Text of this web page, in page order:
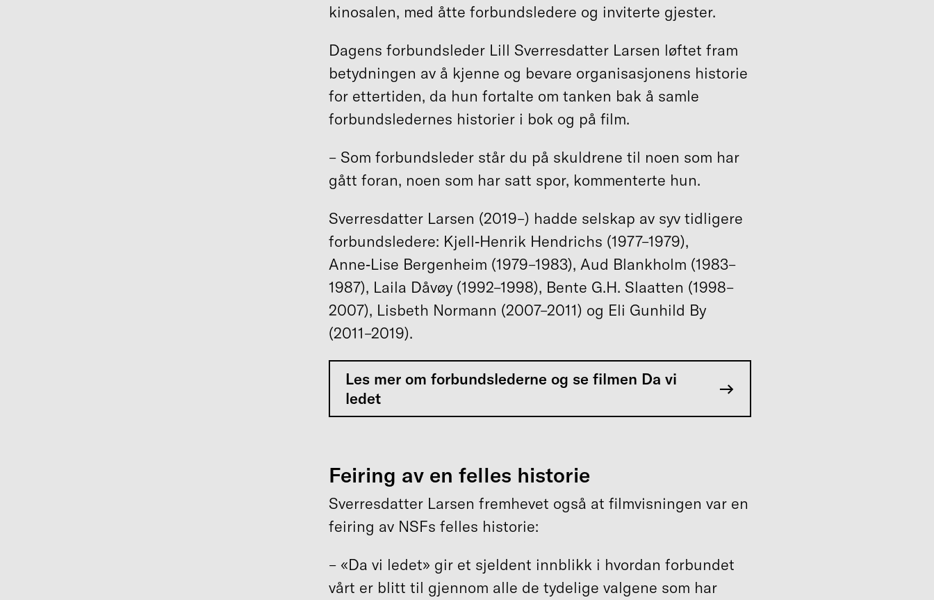
kinosalen, med åtte forbundsledere og inviterte gjester.
Dagens forbundsleder Lill Sverresdatter Larsen løftet fram
betydningen av å kjenne og bevare organisasjonens historie
for ettertiden, da hun fortalte om tanken bak å samle
forbundsledernes historier i bok og på film.
– Som forbundsleder står du på skuldrene til noen som har
gått foran, noen som har satt spor, kommenterte hun.
Sverresdatter Larsen (2019–) hadde selskap av syv tidligere
forbundsledere: Kjell‑Henrik Hendrichs (1977–1979),
Anne‑Lise Bergenheim (1979–1983), Aud Blankholm (1983–
1987), Laila Dåvøy (1992–1998), Bente G.H. Slaatten (1998–
2007), Lisbeth Normann (2007–2011) og Eli Gunhild By
(2011–2019).
Les mer om forbundslederne og se filmen Da vi
ledet
Feiring av en felles historie
Sverresdatter Larsen fremhevet også at filmvisningen var en
feiring av NSFs felles historie:
– «Da vi ledet» gir et sjeldent innblikk i hvordan forbundet
vårt er blitt til gjennom alle de tydelige valgene som har